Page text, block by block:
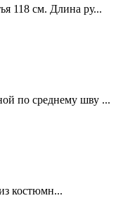
118 см. Длина ру...
по среднему шву ...
костюмн...